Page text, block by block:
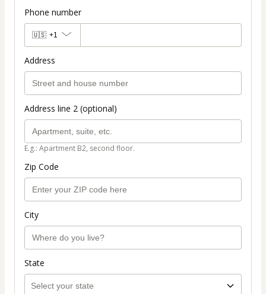
Phone number
🇺🇸 +1
Address
Address line 2 (optional)
E.g.: Apartment B2, second floor.
Zip Code
City
State